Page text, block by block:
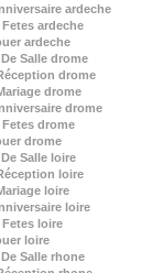
ardeche
Fetes ardeche
ardeche
Salle drome
drome
drome
drome
Fetes drome
drome
Salle loire
loire
loire
loire
Fetes loire
loire
Salle rhone